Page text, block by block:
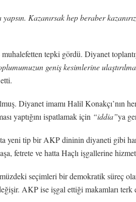
Kazanırsak hep beraber
muhalefetten tepki gördü. Diyanet
geniş kesimlerine
Diyanet imamı Halil Konakçı’nın
yaptığını ispatlamak için “iddia”ya
yeni tip bir AKP dininin diyaneti gibi
fetrete ve hatta Haçlı işgallerine
seçimleri bir demokratik süreç
AKP ise işgal ettiği makamları